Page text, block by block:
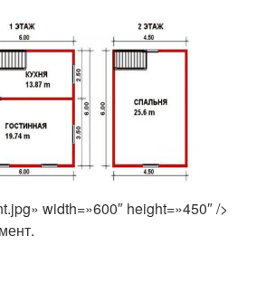
width=»600″ height=»450″ />